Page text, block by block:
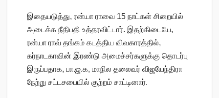
இதையடுத்து, ரன்யா ராவை 15 நாட்கள் சிறையில்
அடைக்க நீதிபதி உத்தரவிட்டார். இதற்கிடையே,
ரன்யா ராவ் தங்கம் கடத்திய விவகாரத்தில்,
கர்நாடகாவின் இரண்டு அமைச்சர்களுக்கு தொடர்பு
இருப்பதாக, பா.ஜ.க, மாநில தலைவர் விஜயேந்திரா
நேற்று சட்டசபையில் குற்றம் சாட்டினார்.